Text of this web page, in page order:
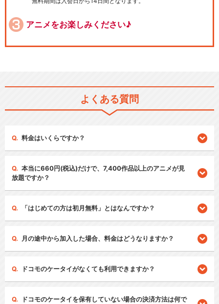
アニメをお楽しみください♪
よくある質問
料金はいくらですか？
本当に660円(税込)だけで、7,400作品以上のアニメが見
放題ですか？
「はじめての方は初月無料」とはなんですか？
月の途中から加入した場合、料金はどうなりますか？
ドコモのケータイがなくても利用できますか？
ドコモのケータイを保有していない場合の決済方法は何で